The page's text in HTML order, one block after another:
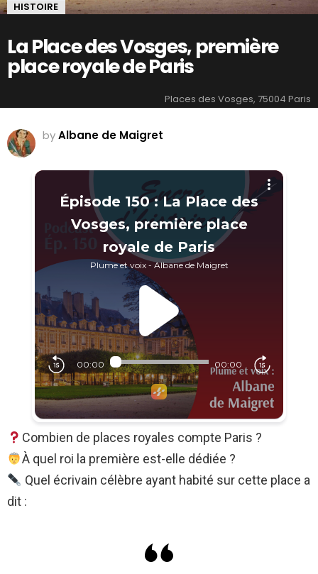
HISTOIRE
La Place des Vosges, première
place royale de Paris
Places des Vosges, 75004 Paris
byAlbane de Maigret
Combien de places royales compte Paris ?
À quel roi la première est-elle dédiée ?
Quel écrivain célèbre ayant habité sur cette place a
dit :